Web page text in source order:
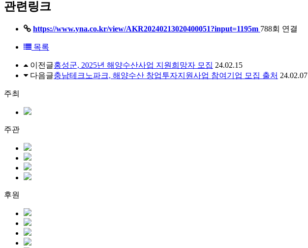
관련링크
https://www.yna.co.kr/view/AKR20240213020400051?input=1195m 788회 연결
목록
이전글홍성군, 2025년 해양수산사업 지원희망자 모집 24.02.15
다음글충남테크노파크, 해양수산 창업투자지원사업 참여기업 모집 출처 24.02.07
주최
주관
후원